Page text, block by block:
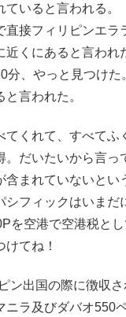
いると言われる。
直接フィリピンエラ
近くにあると言われ
分、やっと見つけた
言われた。
てくれて、すべてふ
。だいたいから言っ
含まれていないとい
シフィックはいまだ
を空港で空港税と
てね！
ン出国の際に徴収
ニラ及びダバオ550